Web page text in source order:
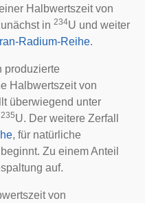
Halbwertszeit von
in 234U und weiter
Radium-Reihe.
produzierte
Halbwertszeit von
überwiegend unter
235U. Der weitere Zerfall
, für natürliche
Zu einem Anteil
auf.
von